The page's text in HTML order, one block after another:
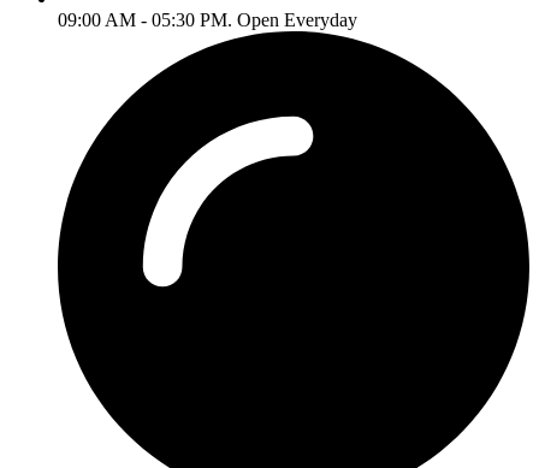
09:00 AM - 05:30 PM. Open Everyday